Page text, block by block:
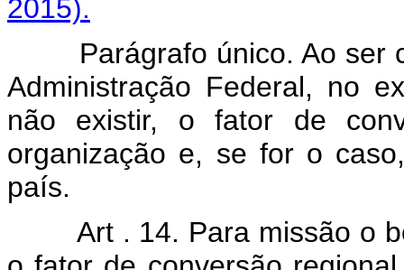
2015).
Parágrafo único. Ao ser
Administração Federal, no
não existir, o fator de
organização e, se for o
país.
Art . 14. Para missão o